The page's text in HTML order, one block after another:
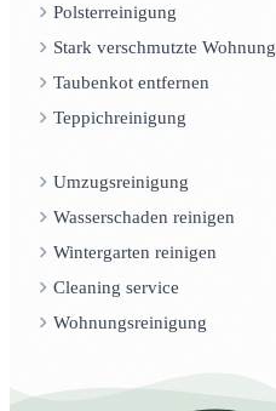
Polsterreinigung
Stark verschmutzte Wohnung
Taubenkot entfernen
Teppichreinigung
Umzugsreinigung
Wasserschaden reinigen
Wintergarten reinigen
Cleaning service
Wohnungsreinigung